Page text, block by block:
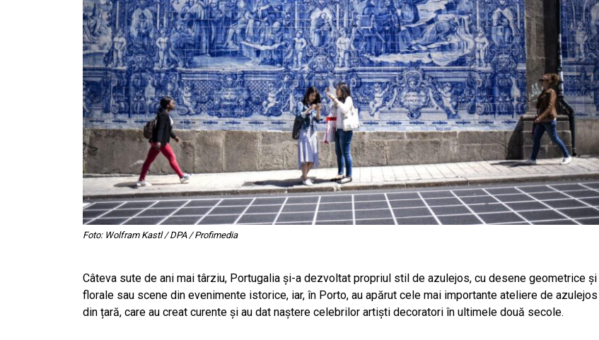
Foto: Wolfram Kastl / DPA / Profimedia
Câteva sute de ani mai târziu, Portugalia și-a dezvoltat propriul stil de azulejos, cu desene geometrice și
florale sau scene din evenimente istorice, iar, în Porto, au apărut cele mai importante ateliere de azulejos
din țară, care au creat curente și au dat naștere celebrilor artiști decoratori în ultimele două secole.